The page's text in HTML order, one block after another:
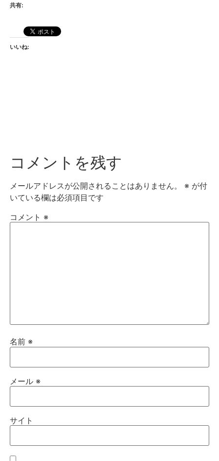
共有:
いいね:
コメントを残す
メールアドレスが公開されることはありません。 ※ が付
いている欄は必須項目です
コメント ※
名前 ※
メール ※
サイト